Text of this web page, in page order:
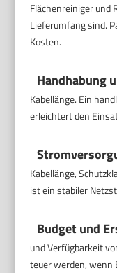
Flächenreiniger und
Lieferumfang sind.
Kosten.
Handhabung
Kabellänge. Ein
erleichtert den
Kabellänge,
ist ein stabiler
Budget und
und Verfügbarkeit
teuer werden, wenn